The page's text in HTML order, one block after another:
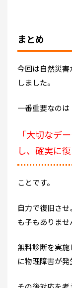
まとめ
今回は自然災
しました。
一番重要なのは
「大切なデ
し、確実に
ことです。
自力で復旧さ
も子もありませ
無料診断を実
に物理障害が発